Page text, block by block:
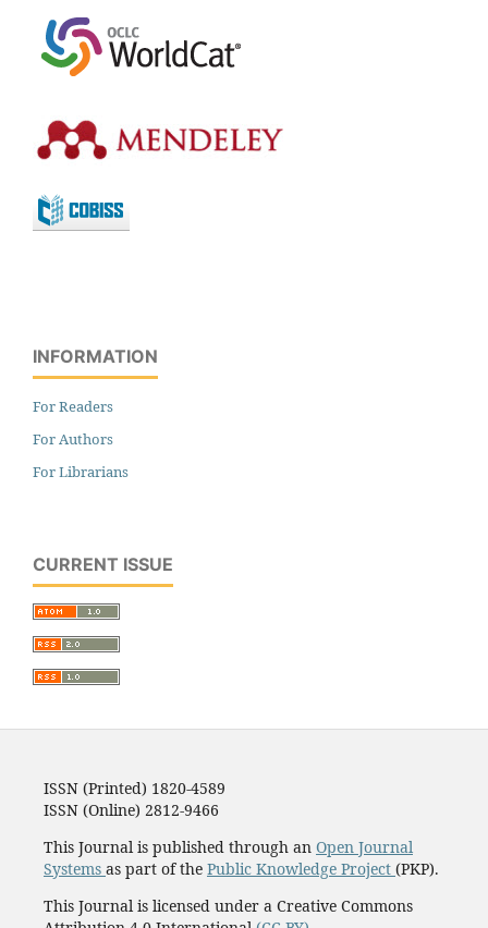
INFORMATION
For Readers
For Authors
For Librarians
CURRENT ISSUE
ISSN (Printed) 1820-4589
ISSN (Online) 2812-9466
This Journal is published through an Open Journal
Systems as part of the Public Knowledge Project (PKP).
This Journal is licensed under a Creative Commons